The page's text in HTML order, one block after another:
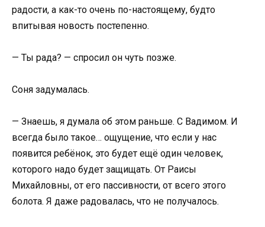
радости, а как-то очень по-настоящему, будто
впитывая новость постепенно.
— Ты рада? — спросил он чуть позже.
Соня задумалась.
— Знаешь, я думала об этом раньше. С Вадимом. И
всегда было такое… ощущение, что если у нас
появится ребёнок, это будет ещё один человек,
которого надо будет защищать. От Раисы
Михайловны, от его пассивности, от всего этого
болота. Я даже радовалась, что не получалось.